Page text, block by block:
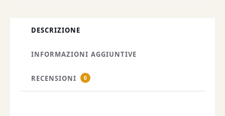
DESCRIZIONE
INFORMAZIONI AGGIUNTIVE
RECENSIONI 0